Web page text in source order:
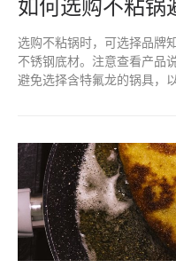
如何选购不粘锅
选购不粘锅时，可选择品牌
不锈钢底材。注意查看产品
避免选择含特氟龙的锅具，